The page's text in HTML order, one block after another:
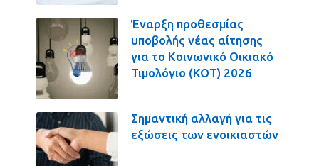
Έναρξη προθεσμίας
υποβολής νέας αίτησης
για το Κοινωνικό Οικιακό
Τιμολόγιο (ΚΟΤ) 2026
Σημαντική αλλαγή για τις
εξώσεις των ενοικιαστών